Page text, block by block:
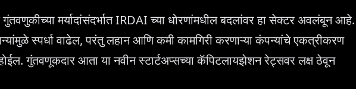
मर्यादांसंदर्भात IRDAI च्या धोरणांमधील बदलांवर हा सेक्टर अवलंबून आहे.
स्पर्धा वाढेल, परंतु लहान आणि कमी कामगिरी करणाऱ्या कंपन्यांचे एकत्रीकरण
गुंतवणूकदार आता या नवीन स्टार्टअप्सच्या कॅपिटलायझेशन रेट्सवर लक्ष ठेवून